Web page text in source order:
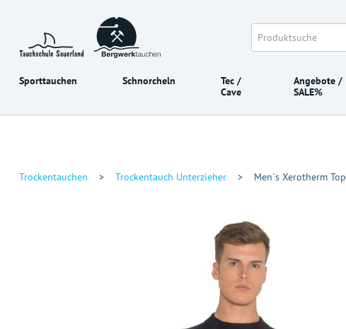
Sporttauchen Schnorcheln
Tec /
Cave
Angebote /
SALE%
Trockentauchen > Trockentauch Unterzieher > Men´s Xerotherm Top